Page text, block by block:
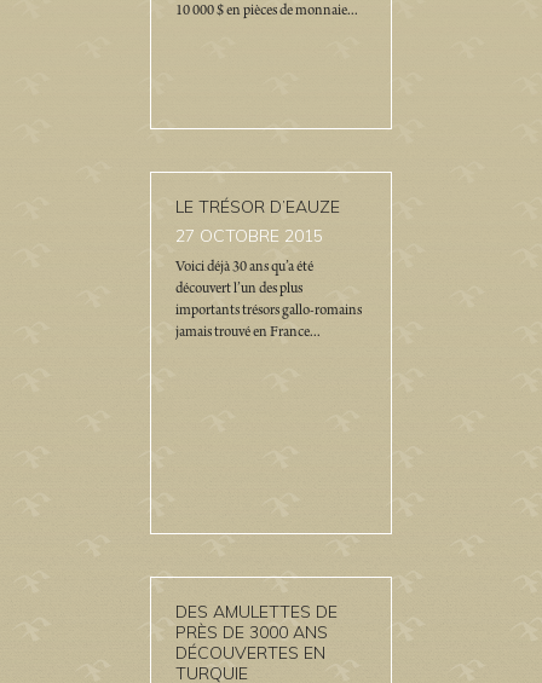
10 000 $ en pièces de monnaie...
LE TRÉSOR D’EAUZE
27 OCTOBRE 2015
Voici déjà 30 ans qu’a été
découvert l’un des plus
importants trésors gallo-romains
jamais trouvé en France...
DES AMULETTES DE
PRÈS DE 3000 ANS
DÉCOUVERTES EN
TURQUIE